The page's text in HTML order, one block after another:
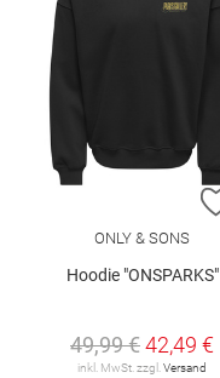
ONLY & SONS
Hoodie "ONSPARKS"
49,99 €42,49 €
inkl. MwSt. zzgl. Versand